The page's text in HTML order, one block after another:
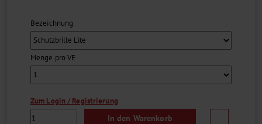
hinaus sorgen innovative Technologien und hochmoderne
Materialien für eine ausgezeichnete Passform, ein
auf höchstem Niveau....
Bezeichnung
Menge pro VE
Zum Login / Registrierung
In den Warenkorb